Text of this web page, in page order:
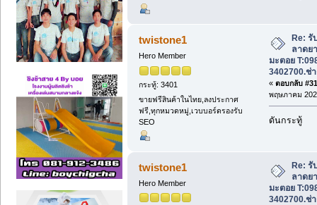
twistone1
Hero Member
กระทู้: 3401
ขายฟรีสินค้าในไทย,ลงประกาศ
ฟรี,ทุกหมวดหมู่,เวบบอร์ดรองรับ
SEO
Re: รั
ลาดย
มะตอย
3402700.ช่
« ตอบกลับ
พฤษภาคม
ดันกระทู้
twistone1
Hero Member
Re: รั
ลาดย
มะตอย
3402700.ช่